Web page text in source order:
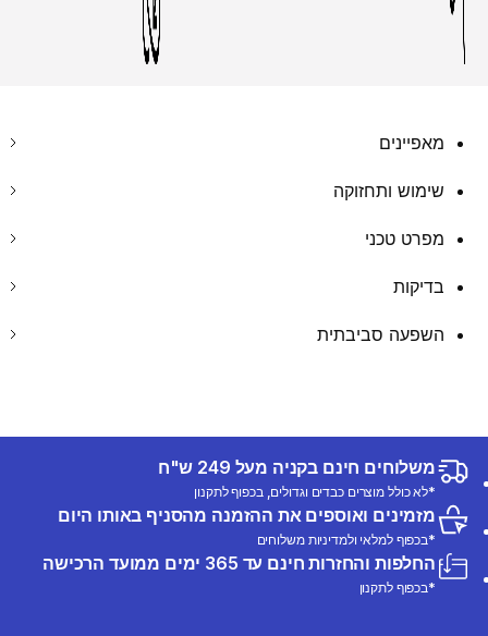
מאפיינים
שימוש ותחזוקה
מפרט טכני
בדיקות
השפעה סביבתית
משלוחים חינם בקניה מעל 249 ש"ח
*לא כולל מוצרים כבדים וגדולים, בכפוף לתקנון
מזמינים ואוספים את ההזמנה מהסניף באותו היום
*בכפוף למלאי ולמדיניות משלוחים
החלפות והחזרות חינם עד 365 ימים ממועד הרכישה
*בכפוף לתקנון